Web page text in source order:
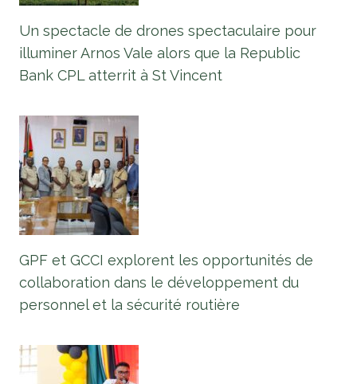
Un spectacle de drones spectaculaire pour
illuminer Arnos Vale alors que la Republic
Bank CPL atterrit à St Vincent
GPF et GCCI explorent les opportunités de
collaboration dans le développement du
personnel et la sécurité routière